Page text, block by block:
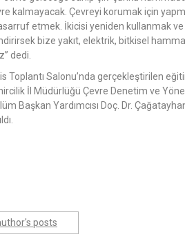
kalmayacak. Çevreyi korumak için
etmek. İkicisi yeniden kullanmak ve
bize yakıt, elektrik, bitkisel
dedi.
Toplantı Salonu’nda gerçekleştirilen
İl Müdürlüğü Çevre Denetim ve
Başkan Yardımcısı Doç. Dr.
posts